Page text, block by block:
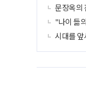
문장옥의
"나이 듦
시대를 앞